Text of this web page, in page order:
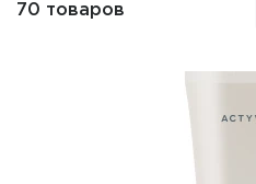
70 товаров